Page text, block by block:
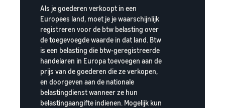
Als je goederen verkoopt in een
Europees land, moet je je waarschijnlijk
registreren voor de btw belasting over
de toegevoegde waarde in dat land. Btw
is een belasting die btw-geregistreerde
handelaren in Europa toevoegen aan de
prijs van de goederen die ze verkopen,
en doorgeven aan de nationale
belastingdienst wanneer ze hun
belastingaangifte indienen. Mogelijk kun